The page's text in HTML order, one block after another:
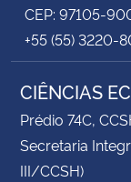
CEP: 97105-
+55 (55) 3220-
CIÊNCIAS
Prédio 74C,
Secretaria
III/CCSH)